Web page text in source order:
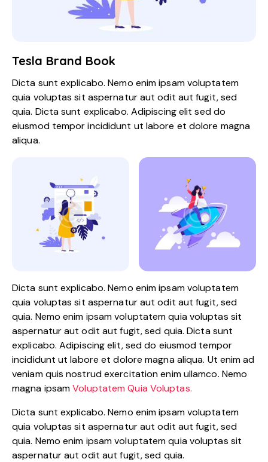
Tesla Brand Book
Dicta sunt explicabo. Nemo enim ipsam voluptatem
quia voluptas sit aspernatur aut odit aut fugit, sed
quia. Dicta sunt explicabo. Adipiscing elit sed do
eiusmod tempor incididunt ut labore et dolore magna
aliqua.
Dicta sunt explicabo. Nemo enim ipsam voluptatem
quia voluptas sit aspernatur aut odit aut fugit, sed
quia. Nemo enim ipsam voluptatem quia voluptas sit
aspernatur aut odit aut fugit, sed quia. Dicta sunt
explicabo. Adipiscing elit, sed do eiusmod tempor
incididunt ut labore et dolore magna aliqua. Ut enim ad
veniam quis nostrud exercitation enim ullamco. Nemo
magna ipsamVoluptatem Quia Voluptas.
Dicta sunt explicabo. Nemo enim ipsam voluptatem
quia voluptas sit aspernatur aut odit aut fugit, sed
quia. Nemo enim ipsam voluptatem quia voluptas sit
aspernatur aut odit aut fugit, sed quia.